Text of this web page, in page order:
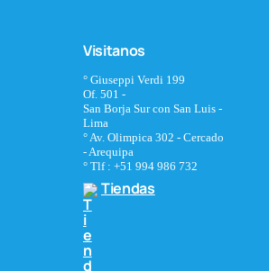
Visitanos
° Giuseppi Verdi 199
Of. 501 -
San Borja Sur con San Luis -
Lima
° Av. Olimpica 302 - Cercado
- Arequipa
° Tlf : +51 994 986 732
Tiendas